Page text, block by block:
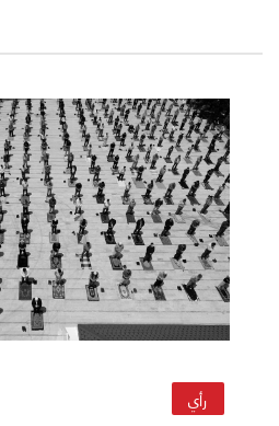
يلزم والأخرى نتوهم حدوثها.
رأي